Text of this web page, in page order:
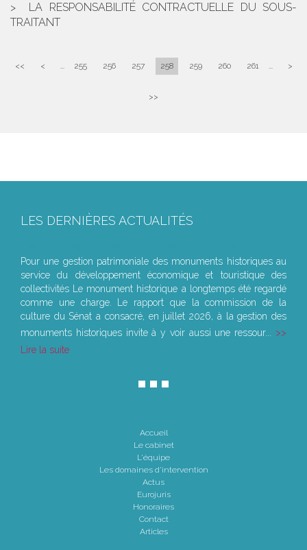
LA RESPONSABILITÉ CONTRACTUELLE DU SOUS-
TRAITANT
<< < ... 255 256 257 258 259 260 261 ... >
>>
LES DERNIÈRES ACTUALITÉS
Pour une gestion patrimoniale des monuments historiques au
service du développement économique et touristique des
collectivités Le monument historique a longtemps été regardé
comme une charge. Le rapport que la commission de la
culture du Sénat a consacré, en juillet 2026, à la gestion des
monuments historiques invite à y voir aussi une ressour...
Lire la suite
Accueil
Le cabinet
L'équipe
Les domaines d'intervention
Actus
Eurojuris
Honoraires
Contact
Articles